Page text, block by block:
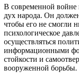
В современной
дух народа. Он
чтобы его не смогли
психологическое
осуществляться
информационными
стойкости и
вооруженной борьбы.